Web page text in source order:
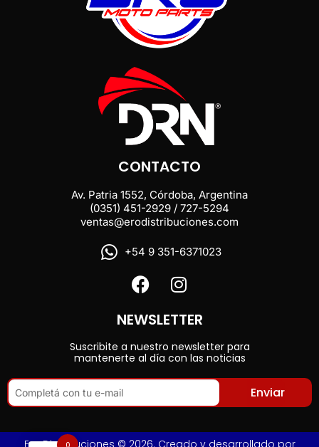
CONTACTO
Av. Patria 1552, Córdoba, Argentina
(0351) 451-2929 / 727-5294
ventas@erodistribuciones.com
+54 9 351-6371023
NEWSLETTER
Suscribite a nuestro newsletter para
mantenerte al día con las noticias
Enviar
0